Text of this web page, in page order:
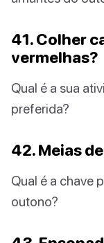
41. Colher
vermelhas?
Qual é a sua
preferida?
42. Meias
Qual é a chave
outono?